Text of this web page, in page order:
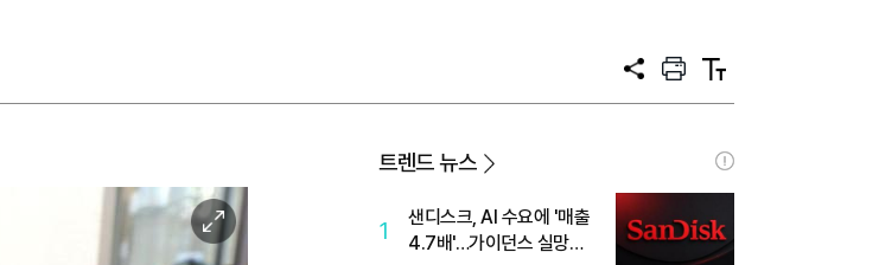
공
프
트
텍
트
이
미
트렌드 뉴스
1
샌디스크, AI 수요에 '매출
4.7배'…가이던스 실망에